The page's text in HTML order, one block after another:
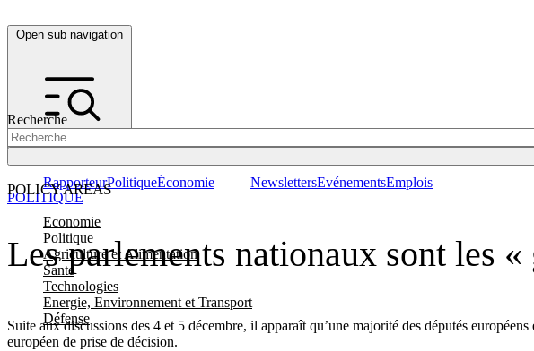
Open sub navigation
Recherche
POLICY AREAS
Economie
Politique
Agriculture et Alimentation
Santé
Technologies
Energie, Environnement et Transport
Défense
RapporteurPolitiqueÉconomie NewslettersEvénementsEmplois
Les parlements nationaux sont les
Suite aux discussions des 4 et 5 décembre, il apparaît qu’une majorité des députés
européen de prise de décision.
POLITIQUE